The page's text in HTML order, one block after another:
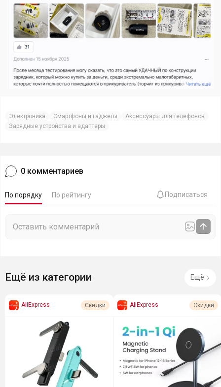
Электроника Смартфоны и гаджеты
Аксессуары для телефонов
Зарядные устройства и адаптеры
0 комментариев
По порядку По рейтингу Подписаться
Ещё из категории Ещё
AliExpress Скидки AliExpress Скидки